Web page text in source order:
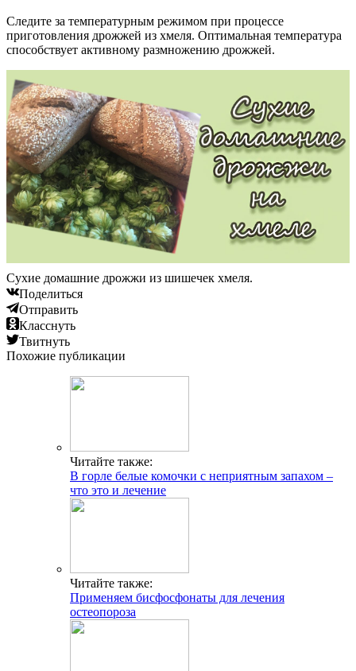
Следите за температурным режимом при процессе
приготовления дрожжей из хмеля. Оптимальная температура
способствует активному размножению дрожжей.
Сухие домашние дрожжи из шишечек хмеля.
Поделиться
Отправить
Класснуть
Твитнуть
Похожие публикации
Читайте также:
В горле белые комочки с неприятным запахом –
что это и лечение
Читайте также:
Применяем бисфосфонаты для лечения
остеопороза